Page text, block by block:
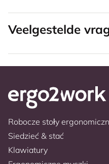
Veelgestelde
Robocze stoły
Siedzieć & stać
Klawiatury